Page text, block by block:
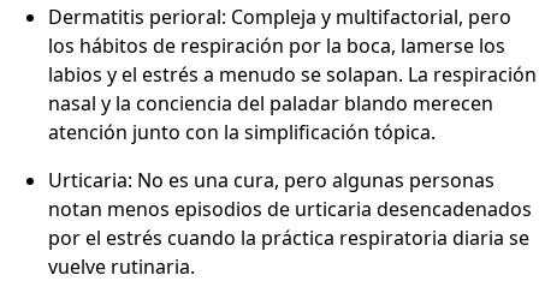
Dermatitis perioral: Compleja y multifactorial, pero
los hábitos de respiración por la boca, lamerse los
labios y el estrés a menudo se solapan. La respiración
nasal y la conciencia del paladar blando merecen
atención junto con la simplificación tópica.
Urticaria: No es una cura, pero algunas personas
notan menos episodios de urticaria desencadenados
por el estrés cuando la práctica respiratoria diaria se
vuelve rutinaria.